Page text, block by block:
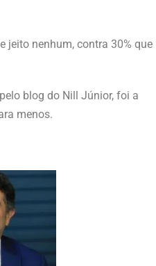
jeito nenhum, contra 30% que
blog do Nill Júnior, foi a
menos.